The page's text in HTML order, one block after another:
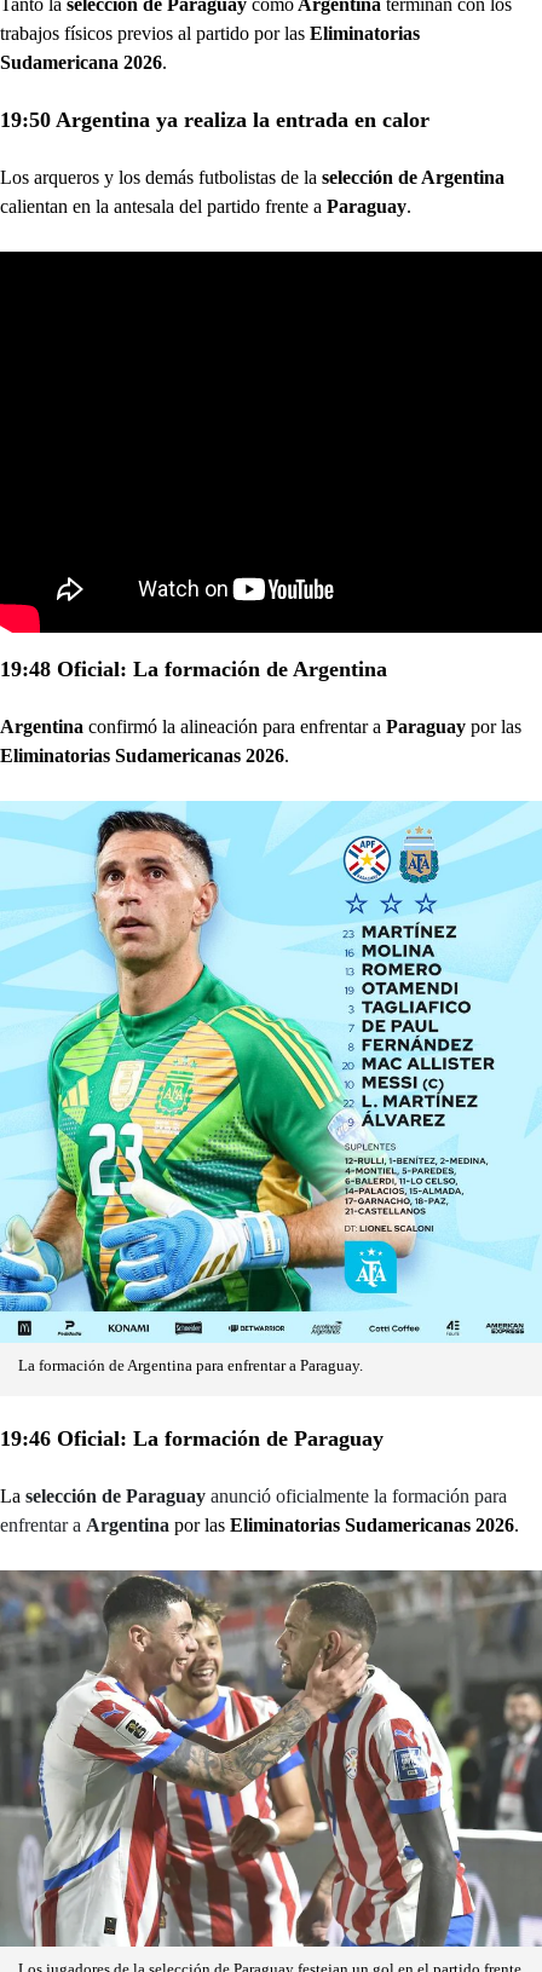
Tanto la selección de Paraguay como Argentina terminan con los
trabajos físicos previos al partido por las Eliminatorias
Sudamericana 2026.
19:50 Argentina ya realiza la entrada en calor
Los arqueros y los demás futbolistas de la selección de Argentina
calientan en la antesala del partido frente a Paraguay.
19:48 Oficial: La formación de Argentina
Argentina confirmó la alineación para enfrentar a Paraguay por las
Eliminatorias Sudamericanas 2026.
La formación de Argentina para enfrentar a Paraguay.
19:46 Oficial: La formación de Paraguay
La selección de Paraguay anunció oficialmente la formación para
enfrentar a Argentina por las Eliminatorias Sudamericanas 2026.